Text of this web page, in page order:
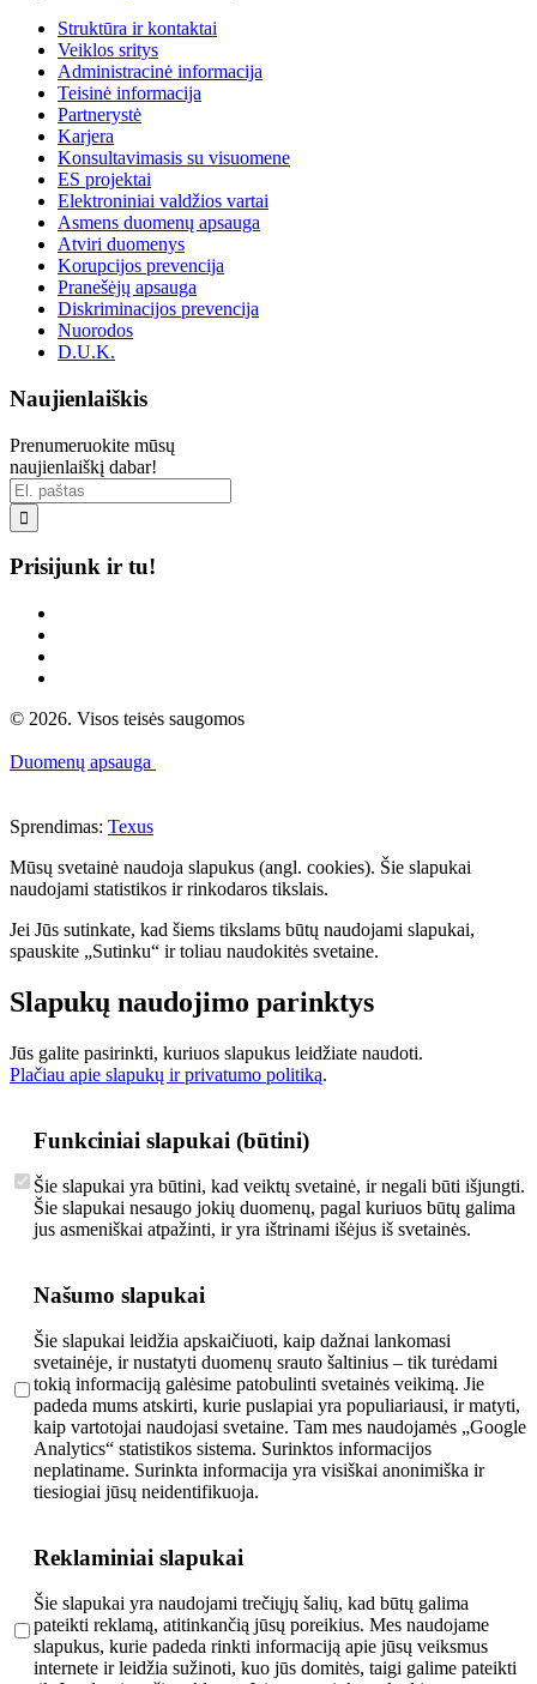
Struktūra ir kontaktai
Veiklos sritys
Administracinė informacija
Teisinė informacija
Partnerystė
Karjera
Konsultavimasis su visuomene
ES projektai
Elektroniniai valdžios vartai
Asmens duomenų apsauga
Atviri duomenys
Korupcijos prevencija
Pranešėjų apsauga
Diskriminacijos prevencija
Nuorodos
D.U.K.
Naujienlaiškis
Prenumeruokite mūsų
naujienlaiškį dabar!

Prisijunk ir tu!
© 2026. Visos teisės saugomos
Duomenų apsauga
Sprendimas: Texus
Mūsų svetainė naudoja slapukus (angl. cookies). Šie slapukai
naudojami statistikos ir rinkodaros tikslais.
Jei Jūs sutinkate, kad šiems tikslams būtų naudojami slapukai,
spauskite „Sutinku“ ir toliau naudokitės svetaine.
Slapukų naudojimo parinktys
Jūs galite pasirinkti, kuriuos slapukus leidžiate naudoti.
Plačiau apie slapukų ir privatumo politiką.
Funkciniai slapukai (būtini)
Šie slapukai yra būtini, kad veiktų svetainė, ir negali būti išjungti.
Šie slapukai nesaugo jokių duomenų, pagal kuriuos būtų galima
jus asmeniškai atpažinti, ir yra ištrinami išėjus iš svetainės.
Našumo slapukai
Šie slapukai leidžia apskaičiuoti, kaip dažnai lankomasi
svetainėje, ir nustatyti duomenų srauto šaltinius – tik turėdami
tokią informaciją galėsime patobulinti svetainės veikimą. Jie
padeda mums atskirti, kurie puslapiai yra populiariausi, ir matyti,
kaip vartotojai naudojasi svetaine. Tam mes naudojamės „Google
Analytics“ statistikos sistema. Surinktos informacijos
neplatiname. Surinkta informacija yra visiškai anonimiška ir
tiesiogiai jūsų neidentifikuoja.
Reklaminiai slapukai
Šie slapukai yra naudojami trečiųjų šalių, kad būtų galima
pateikti reklamą, atitinkančią jūsų poreikius. Mes naudojame
slapukus, kurie padeda rinkti informaciją apie jūsų veiksmus
internete ir leidžia sužinoti, kuo jūs domitės, taigi galime pateikti